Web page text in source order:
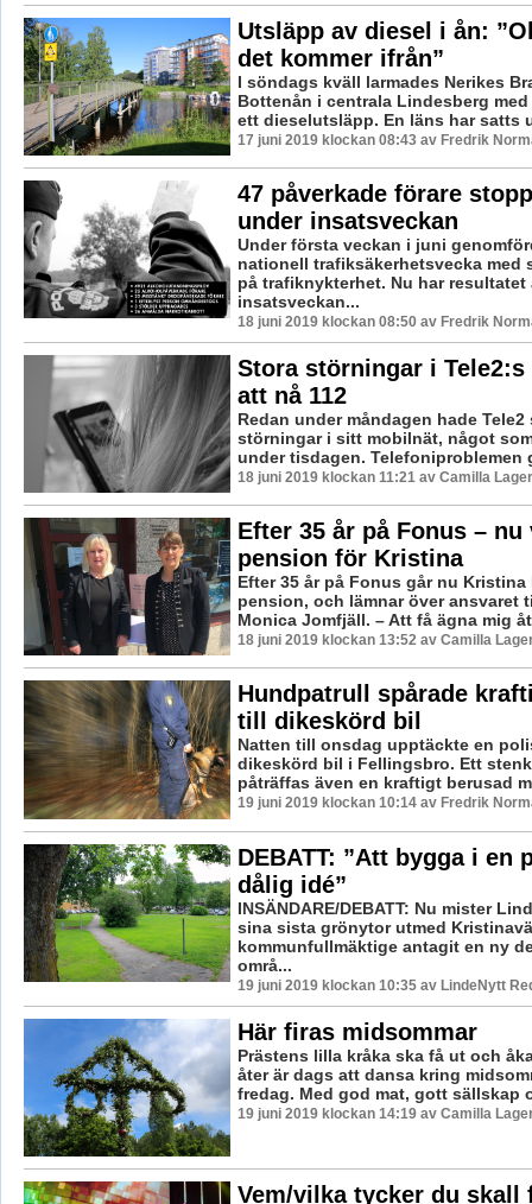
Utsläpp av diesel i ån:
det kommer ifrån”
I söndags kväll larmades Nerikes
Bottenån i centrala Lindesberg
ett dieselutsläpp. En läns har satts
17 juni 2019 klockan 08:43 av Fredrik
47 påverkade förare
under insatsveckan
Under första veckan i juni
nationell trafiksäkerhetsvecka med
på trafiknykterhet. Nu har resultatet
insatsveckan...
18 juni 2019 klockan 08:50 av Fredrik
Stora störningar i Tele2:s
att nå 112
Redan under måndagen hade Tele2
störningar i sitt mobilnät, något
under tisdagen. Telefoniproblemen
18 juni 2019 klockan 11:21 av Camilla
Efter 35 år på Fonus – nu
pension för Kristina
Efter 35 år på Fonus går nu Kristina
pension, och lämnar över ansvaret
Monica Jomfjäll. – Att få ägna mig
18 juni 2019 klockan 13:52 av Camilla
Hundpatrull spårade
till dikeskörd bil
Natten till onsdag upptäckte en
dikeskörd bil i Fellingsbro. Ett
påträffas även en kraftigt berusad
19 juni 2019 klockan 10:14 av Fredrik
DEBATT: ”Att bygga i en
dålig idé”
INSÄNDARE/DEBATT: Nu mister
sina sista grönytor utmed
kommunfullmäktige antagit en ny
områ...
19 juni 2019 klockan 10:35 av LindeNytt
Här firas midsommar
Prästens lilla kråka ska få ut och
åter är dags att dansa kring
fredag. Med god mat, gott sällskap
19 juni 2019 klockan 14:19 av Camilla
Vem/vilka tycker du skall